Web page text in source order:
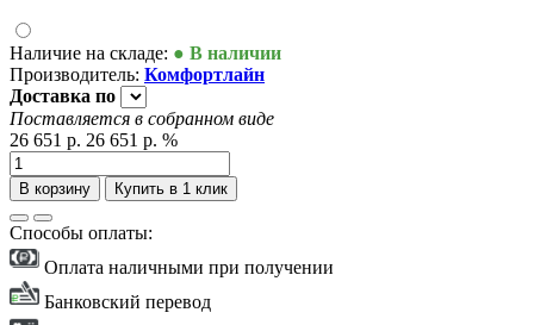
Наличие на складе: ● В наличии
Производитель: Комфортлайн
Доставка по
Поставляется в собранном виде
26 651 р. 26 651 р. %
В корзину Купить в 1 клик
Способы оплаты:
Оплата наличными при получении
Банковский перевод